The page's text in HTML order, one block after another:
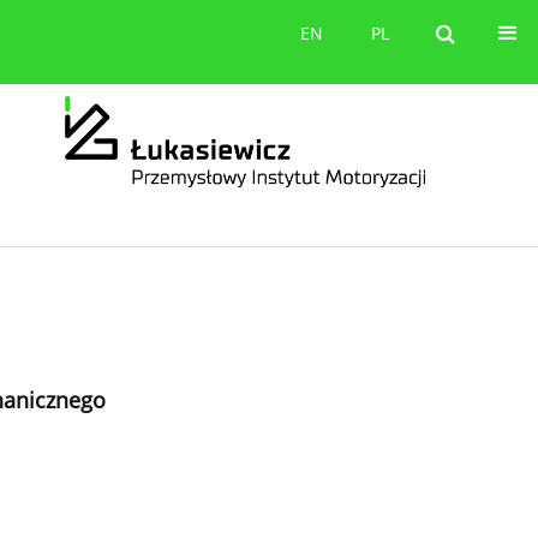
PL
EN PL
EN